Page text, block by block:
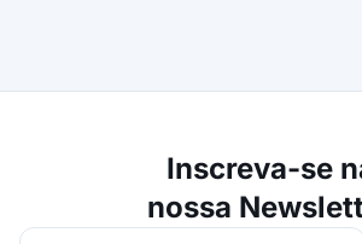
Inscreva-se
nossa